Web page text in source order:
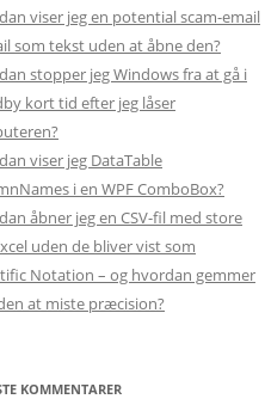
viser jeg en potential scam-email
som tekst uden at åbne den?
stopper jeg Windows fra at gå i
kort tid efter jeg låser
viser jeg DataTable
i en WPF ComboBox?
åbner jeg en CSV-fil med store
uden de bliver vist som
Notation – og hvordan gemmer
at miste præcision?
KOMMENTARER